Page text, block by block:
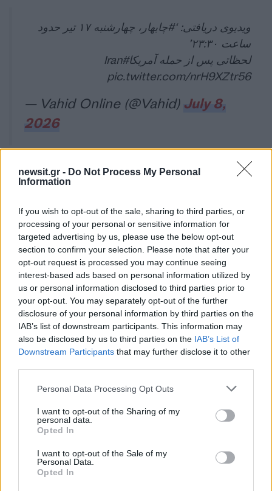
newsit.gr - Do Not Process My Personal
Information
If you wish to opt-out of the sale, sharing to third parties, or
processing of your personal or sensitive information for
targeted advertising by us, please use the below opt-out
section to confirm your selection. Please note that after your
opt-out request is processed you may continue seeing
interest-based ads based on personal information utilized by
us or personal information disclosed to third parties prior to
your opt-out. You may separately opt-out of the further
disclosure of your personal information by third parties on the
IAB’s list of downstream participants. This information may
also be disclosed by us to third parties on the IAB’s List of
Downstream Participants that may further disclose it to other
Please note that this website/app uses one or more Google
not limited to your visit or usage behaviour. You may click to
grant or deny consent to Google and its third-party tags to
use your data for below specified purposes in below Google
consent section.
Personal Data Processing Opt Outs
I want to opt-out of the Sharing of my
personal data.
Opted In
I want to opt-out of the Sale of my
Personal Data.
Opted In
ویدیوی دریافتی: ‘#چابهار
، چهارشنبه ۱۷ تیر حدود
ساعت ۲۳:۳۰’
لحظاتی پس از حمله آمریکا#Iran
pic.twitter.com/nrH9XZtr56
— Vahid Online (@Vahid) July 8,
2026
Οι ένοπλες δυνάμεις του Κουβέιτ ανακοίνωσαν
τις πρώτες πρωινές ώρες ότι απωθούν
«εχθρικές επιθέσεις με πυραύλους και drones»,
λίγη ώρα αφού οι Φρουροί της Επανάστασης
διεμήνυσαν πως θα ανταποδώσουν τους
αμερικανικούς βομβαρδισμούς, για δεύτερη
συνεχόμενη νύχτα, εναντίον της Ισλαμικής
Δημοκρατίας του Ιράν.
Breaking: India-backed Chabahar Port in
Iran is hit by U.S. military strikes
— Shashank Mattoo
(@MattooShashank)July 9, 2026